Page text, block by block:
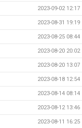
2023-09-02 12:17
2023-08-31 19:19
2023-08-25 08:44
2023-08-20 20:02
2023-08-20 13:07
2023-08-18 12:54
2023-08-14 08:14
2023-08-12 13:46
2023-08-11 16:25